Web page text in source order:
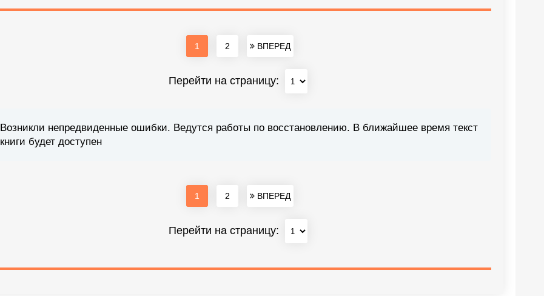
1 2 ВПЕРЕД
Перейти на страницу:
Возникли непредвиденные ошибки. Ведутся работы по восстановлению. В ближайшее время текст
книги будет доступен
1 2 ВПЕРЕД
Перейти на страницу: